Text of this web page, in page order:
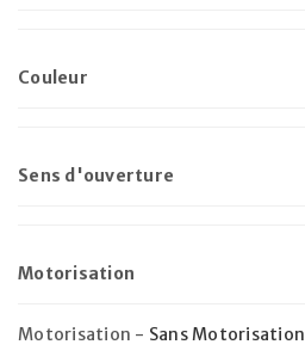
Couleur
Sens d'ouverture
Motorisation
Motorisation - Sans Motorisation